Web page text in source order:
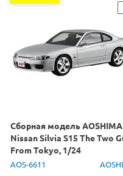
Сборная модель AOSHIMA
Nissan Silvia S15 The Two
From Tokyo, 1/24
AOS-6611